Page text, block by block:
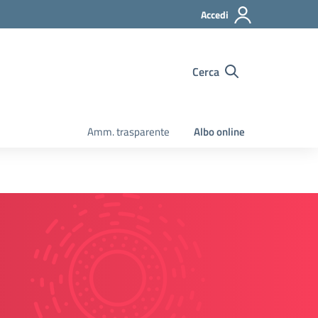
Accedi
Cerca
Amm. trasparente Albo online